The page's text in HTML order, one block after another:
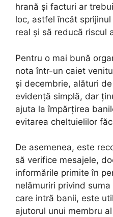
hrană și facturi ar
loc, astfel încât
real și să reducă riscul
Pentru o mai bună
nota într-un caiet
și decembrie, alături
evidență simplă, dar
ajuta la împărțirea
evitarea cheltuielilor
De asemenea, este
să verifice mesajele,
informările primite în
nelămuriri privind
care intră banii, este
ajutorul unui membru